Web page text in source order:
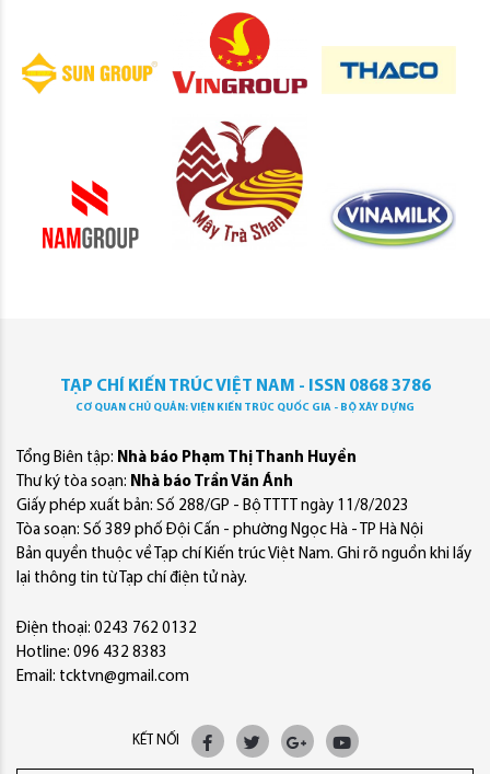
TẠP CHÍ KIẾN TRÚC VIỆT NAM - ISSN 0868 3786
CƠ QUAN CHỦ QUẢN: VIỆN KIẾN TRÚC QUỐC GIA - BỘ XÂY DỰNG
Tổng Biên tập: Nhà báo Phạm Thị Thanh Huyền
Thư ký tòa soạn: Nhà báo Trần Văn Ánh
Giấy phép xuất bản: Số 288/GP - Bộ TTTT ngày 11/8/2023
Tòa soạn: Số 389 phố Đội Cấn - phường Ngọc Hà - TP Hà Nội
Bản quyền thuộc về Tạp chí Kiến trúc Việt Nam. Ghi rõ nguồn khi lấy
lại thông tin từ Tạp chí điện tử này.
Điện thoại: 0243 762 0132
Hotline: 096 432 8383
Email: tcktvn@gmail.com
KẾT NỐI